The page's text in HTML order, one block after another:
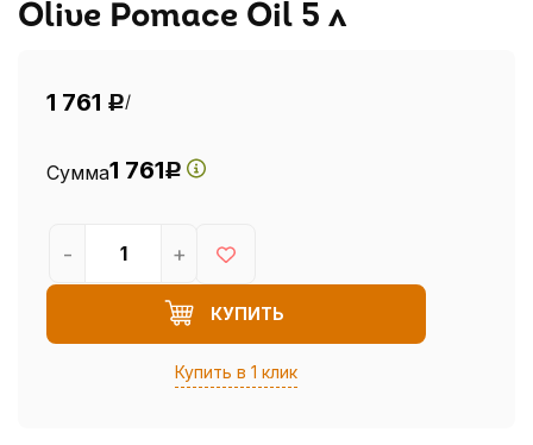
Olive Pomace Oil 5 л
1 761 Р/
Сумма1 761Р
КУПИТЬ
Купить в 1 клик
- +